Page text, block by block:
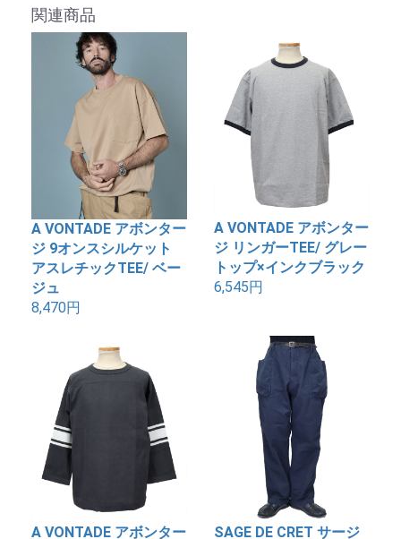
関連商品
A VONTADE アボンター
ジ 9オンスシルケット
アスレチックTEE/ ベー
ジュ
8,470円
A VONTADE アボンター
ジ リンガーTEE/ グレー
トップ×インクブラック
6,545円
A VONTADE アボンター
SAGE DE CRET サージ